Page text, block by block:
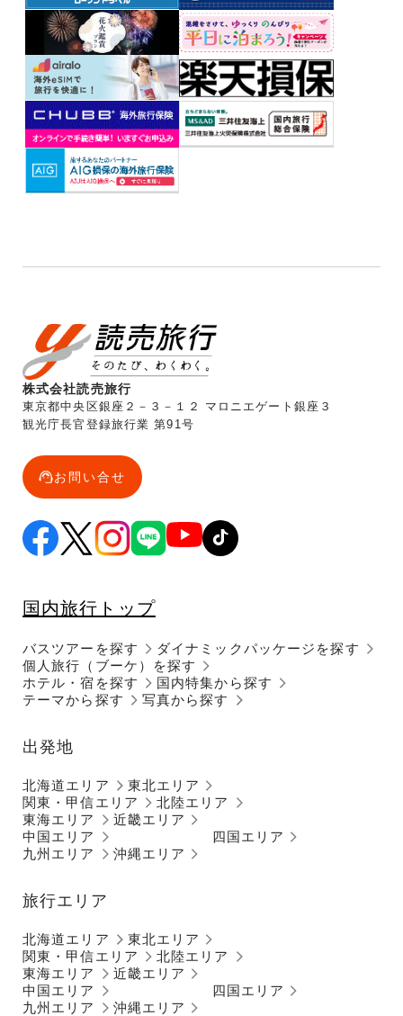
株式会社読売旅行
東京都中央区銀座２－３－１２ マロニエゲート銀座３
観光庁長官登録旅行業 第91号
お問い合せ
国内旅行トップ
バスツアーを探す
個人旅行（ブーケ）を探す
ダイナミックパッケージを探す
ホテル・宿を探す
国内特集から探す
テーマから探す
写真から探す
出発地
北海道エリア
東北エリア
関東・甲信エリア
北陸エリア
東海エリア
近畿エリア
中国エリア
四国エリア
九州エリア
沖縄エリア
旅行エリア
北海道エリア
東北エリア
関東・甲信エリア
北陸エリア
東海エリア
近畿エリア
中国エリア
四国エリア
九州エリア
沖縄エリア